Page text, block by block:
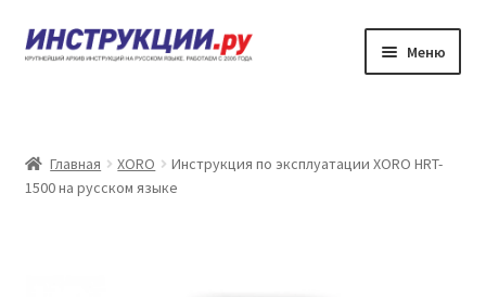
Перейти
к
Перейти
к
Меню
Каталог инструкций по эксплуатации
Главная XORO
Инструкция по эксплуатации XORO HRT-
1500 на русском языке